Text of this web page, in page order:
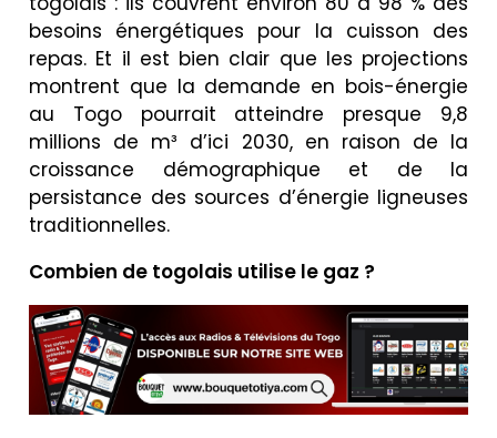
besoins énergétiques pour la cuisson des
repas. Et il est bien clair que les projections
montrent que la demande en bois-énergie
au Togo pourrait atteindre presque 9,8
millions de m³ d’ici 2030, en raison de la
croissance démographique et de la
persistance des sources d’énergie ligneuses
traditionnelles.
Combien de togolais utilise le gaz ?